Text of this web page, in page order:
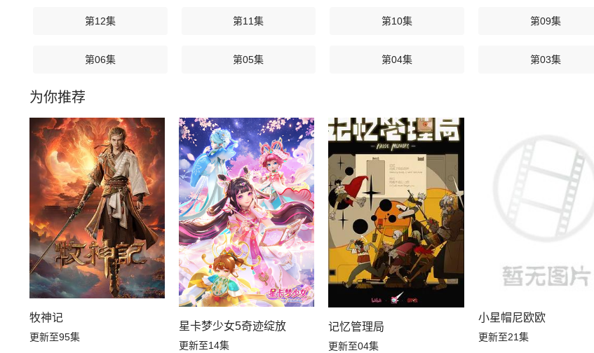
第12集 第11集 第10集 第09集
第06集 第05集 第04集 第03集
为你推荐
牧神记
更新至95集
星卡梦少女5奇迹绽放
更新至14集
记忆管理局
更新至04集
小星帽尼欧欧
更新至21集